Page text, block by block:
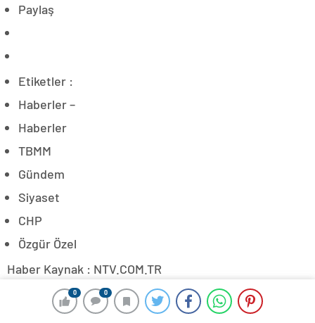
0 0
Paylaş
Etiketler :
Haberler –
Haberler
TBMM
Gündem
Siyaset
CHP
Özgür Özel
Haber Kaynak : NTV.COM.TR
“Yayınlanan tüm haber ve diğer içerikler ile ilgili olarak
yasal bildirimlerinizi bize iletişim sayfası üzerinden